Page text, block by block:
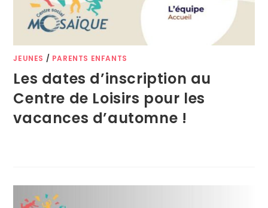
JEUNES / PARENTS ENFANTS
Les dates d’inscription au
Centre de Loisirs pour les
vacances d’automne !